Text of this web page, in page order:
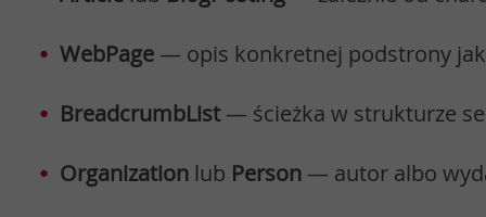
WebPage — opis konkretnej podstrony
BreadcrumbList— ścieżka w strukturze
Organization lub Person — autor albo